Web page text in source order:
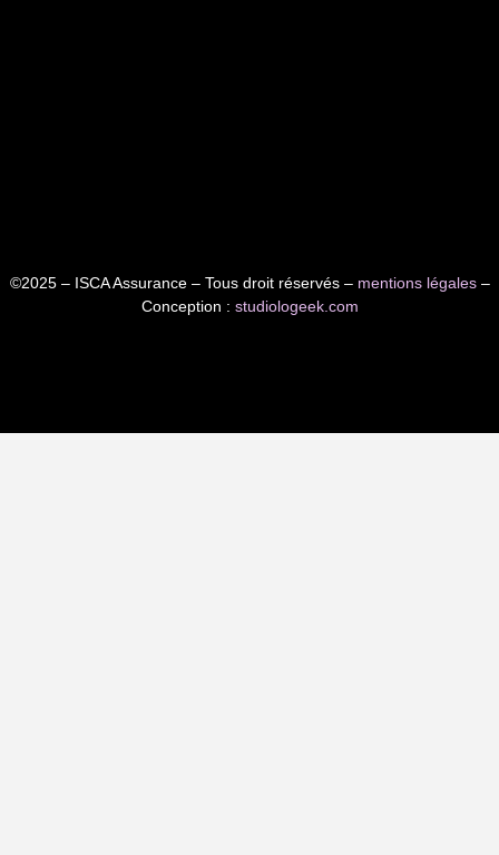
©2025 – ISCA Assurance – Tous droit réservés – mentions légales–
Conception : studiologeek.com